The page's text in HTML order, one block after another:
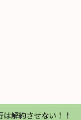
解約させない！！